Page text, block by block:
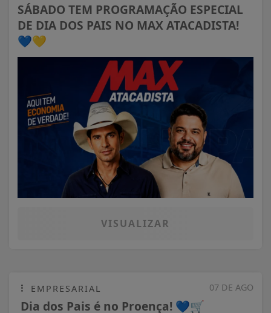
SÁBADO TEM PROGRAMAÇÃO ESPECIAL
DE DIA DOS PAIS NO MAX ATACADISTA!
💙💛
VISUALIZAR
07 DE AGO
EMPRESARIAL
Dia dos Pais é no Proença! 💙🛒